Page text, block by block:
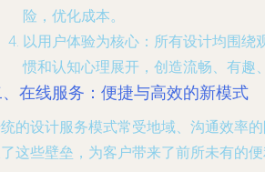
险，优化成本。
以用户体验为核心 ：所有设计均围绕
惯和认知心理展开，创造流畅、有趣
在线服务：便捷与高效的新模式
的设计服务模式常受地域、沟通效率
这些壁垒，为客户带来了前所未有的便